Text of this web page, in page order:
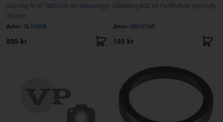
Styrning 5/16" (B20/30) för fräsverktyg
32 mm
Artnr: SL1435B
895 kr
Stötstång B30 Hi-Perf(kräver spec.lyft)
Artnr: 430121HP
195 kr